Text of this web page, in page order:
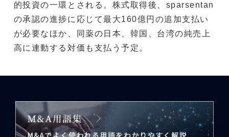
的投資の一環とされる。株式取得後、sparsentan
の承認の進捗に応じて最大160億円の追加支払い
が必要なほか、同薬の日本、韓国、台湾の純売上
高に連動する対価も支払う予定。